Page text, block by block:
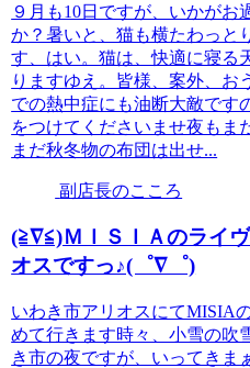
９月も10日ですが、いかがお
か？暑いと、猫も横たわっと
す、はい。猫は、快適に寝る
りますゆえ。皆様、案外、お
での熱中症にも油断大敵です
をつけてくださいませ夜もま
まだ秋冬物の布団は出せ...
副店長のこころ
(≧∇≦)ＭＩＳＩＡのライ
オスですっ♪(゜∇゜)
いわき市アリオスにてMISIA
めて行きます時々、小雪の吹
き市の夜ですが、いってきま